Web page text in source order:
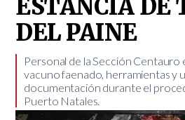
ESTANCIA DE
DEL PAINE
​Personal de la Sección
vacuno faenado, herramientas y
documentación durante el
Puerto Natales.